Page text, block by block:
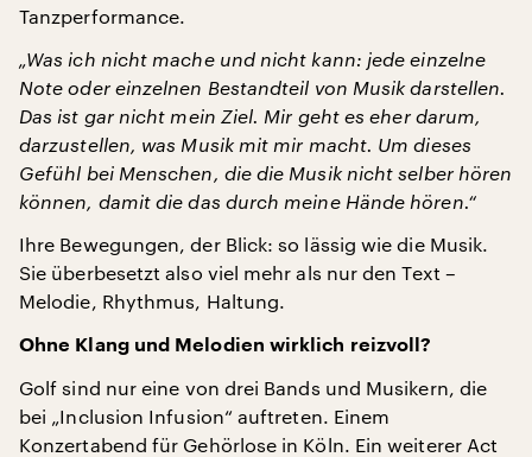
Tanzperformance.
„Was ich nicht mache und nicht kann: jede einzelne
Note oder einzelnen Bestandteil von Musik darstellen.
Das ist gar nicht mein Ziel. Mir geht es eher darum,
darzustellen, was Musik mit mir macht. Um dieses
Gefühl bei Menschen, die die Musik nicht selber hören
können, damit die das durch meine Hände hören.“
Ihre Bewegungen, der Blick: so lässig wie die Musik.
Sie überbesetzt also viel mehr als nur den Text –
Melodie, Rhythmus, Haltung.
Ohne Klang und Melodien wirklich reizvoll?
Golf sind nur eine von drei Bands und Musikern, die
bei „Inclusion Infusion“ auftreten. Einem
Konzertabend für Gehörlose in Köln. Ein weiterer Act